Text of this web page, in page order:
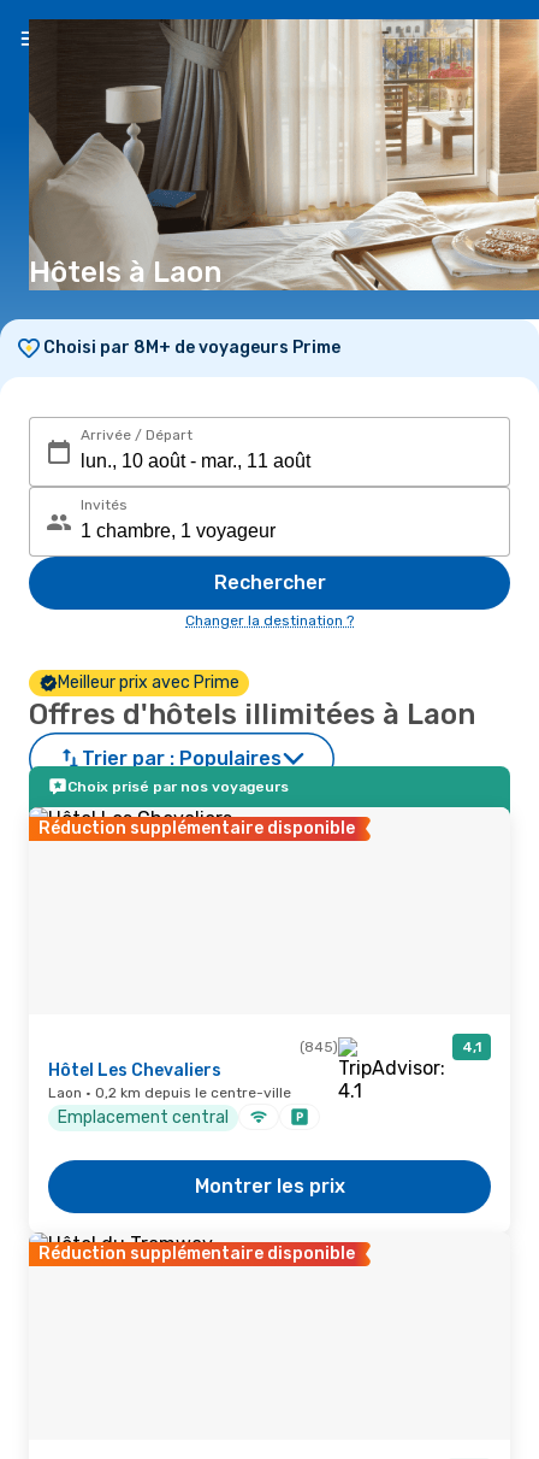
FR(€)
Hôtels à Laon
Choisi par 8M+ de voyageurs Prime
Arrivée / Départ
Invités
Rechercher
Changer la destination ?
Meilleur prix avec Prime
Offres d'hôtels illimitées à Laon
Trier par : Populaires
Choix prisé par nos voyageurs
Réduction supplémentaire disponible
(845) 4,1
Hôtel Les Chevaliers
Laon · 0,2 km depuis le centre-ville
Emplacement central
Montrer les prix
Réduction supplémentaire disponible